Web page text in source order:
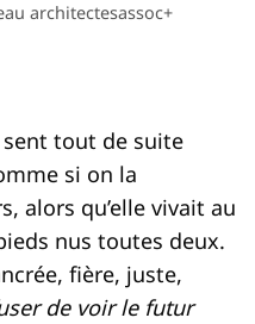
architectesassoc+
tout de suite
si on la
alors qu’elle vivait au
nus toutes deux.
fière, juste,
de voir le futur